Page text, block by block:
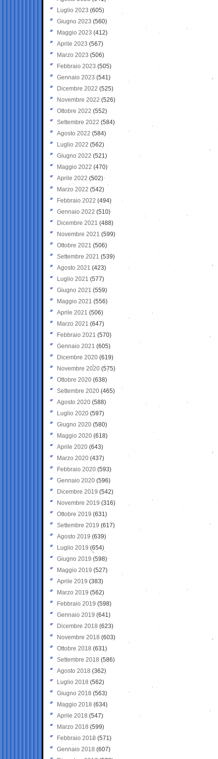
Luglio 2023 (605)
Giugno 2023 (560)
Maggio 2023 (412)
Aprile 2023 (567)
Marzo 2023 (506)
Febbraio 2023 (505)
Gennaio 2023 (541)
Dicembre 2022 (525)
Novembre 2022 (526)
Ottobre 2022 (552)
Settembre 2022 (584)
Agosto 2022 (584)
Luglio 2022 (562)
Giugno 2022 (521)
Maggio 2022 (470)
Aprile 2022 (502)
Marzo 2022 (542)
Febbraio 2022 (494)
Gennaio 2022 (510)
Dicembre 2021 (488)
Novembre 2021 (599)
Ottobre 2021 (506)
Settembre 2021 (539)
Agosto 2021 (423)
Luglio 2021 (577)
Giugno 2021(559)
Maggio 2021 (556)
Aprile 2021 (506)
Marzo 2021 (647)
Febbraio 2021 (570)
Gennaio 2021 (605)
Dicembre 2020 (619)
Novembre 2020 (575)
Ottobre 2020 (638)
Settembre 2020(465)
Agosto 2020 (588)
Luglio 2020 (597)
Giugno 2020 (580)
Maggio 2020 (618)
Aprile 2020 (643)
Marzo 2020 (437)
Febbraio 2020 (593)
Gennaio 2020 (596)
Dicembre 2019 (542)
Novembre 2019 (316)
Ottobre 2019 (631)
Settembre 2019 (617)
Agosto 2019 (639)
Luglio 2019 (654)
Giugno 2019 (598)
Maggio 2019 (527)
Aprile 2019 (383)
Marzo 2019 (562)
Febbraio 2019 (598)
Gennaio 2019 (641)
Dicembre 2018 (623)
Novembre 2018 (603)
Ottobre 2018 (631)
Settembre 2018 (586)
Agosto 2018 (362)
Luglio 2018 (562)
Giugno 2018 (563)
Maggio 2018 (634)
Aprile 2018 (547)
Marzo 2018 (599)
Febbraio 2018 (571)
Gennaio 2018 (607)